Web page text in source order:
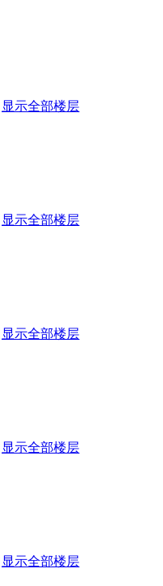
显示全部楼层
显示全部楼层
显示全部楼层
显示全部楼层
显示全部楼层